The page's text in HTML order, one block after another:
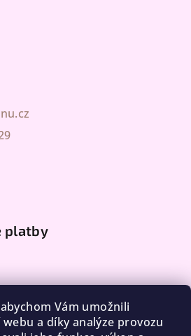
Vám umožnili
a díky analýze provozu
platby